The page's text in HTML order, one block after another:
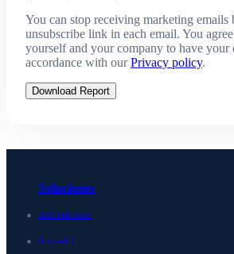
You can stop receiving marketing
unsubscribe link in each email. You
yourself and your company to have your
accordance with ourPrivacy policy.
Download Report
Soluciones
DDI unificado
Seguridad